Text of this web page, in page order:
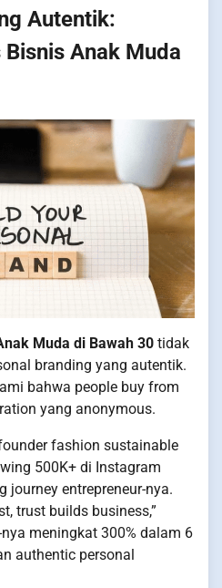
Autentik:
Anak Muda
Muda di Bawah 30 tidak
branding yang autentik.
bahwa people buy from
yang anonymous.
fashion sustainable
500K+ di Instagram
journey entrepreneur-nya.
trust builds business,”
meningkat 300% dalam 6
authentic personal